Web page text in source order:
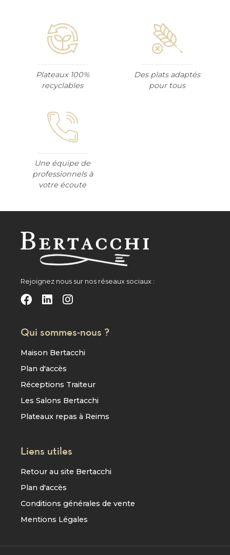
Plateaux 100%
recyclables
Des plats adaptés
pour tous
Une équipe de
professionnels à
votre écoute
Rejoignez nous sur nos réseaux sociaux :
Qui sommes-nous ?
Maison Bertacchi
Plan d'accès
Réceptions Traiteur
Les Salons Bertacchi
Plateaux repas à Reims
Liens utiles
Retour au site Bertacchi
Plan d'accès
Conditions générales de vente
Mentions Légales